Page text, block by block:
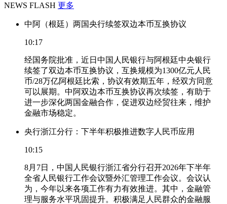
NEWS FLASH 更多
中阿（根廷）两国央行续签双边本币互换协议
10:17
经国务院批准，近日中国人民银行与阿根廷中央银行
续签了双边本币互换协议，互换规模为1300亿元人民
币/28万亿阿根廷比索，协议有效期五年，经双方同意
可以展期。中阿双边本币互换协议再次续签，有助于
进一步深化两国金融合作，促进双边经贸往来，维护
金融市场稳定。
央行浙江分行：下半年积极推进数字人民币应用
10:15
8月7日，中国人民银行浙江省分行召开2026年下半年
全省人民银行工作会议暨外汇管理工作会议。会议认
为，今年以来各项工作有力有效推进。其中，金融管
理与服务水平巩固提升。积极满足人民群众的金融服